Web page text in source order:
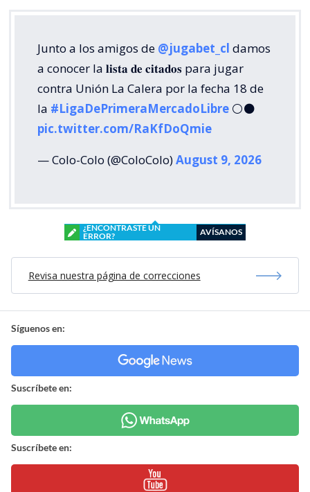
Junto a los amigos de @jugabet_cl damos
a conocer la 𝐥𝐢𝐬𝐭𝐚 𝐝𝐞 𝐜𝐢𝐭𝐚𝐝𝐨𝐬 para jugar
contra Unión La Calera por la fecha 18 de
la #LigaDePrimeraMercadoLibre ⚪⚫
pic.twitter.com/RaKfDoQmie
— Colo-Colo (@ColoColo)August 9, 2026
¿ENCONTRASTE UN
ERROR?
AVÍSANOS
Revisa nuestra página de correcciones
Síguenos en:
Suscríbete en:
Suscríbete en: